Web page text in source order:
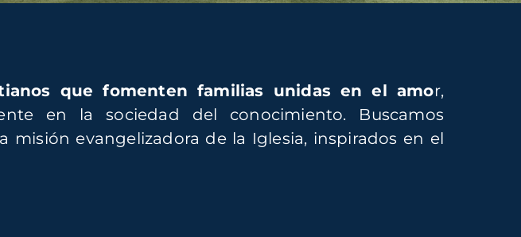
que fomenten familias unidas en el amor,
en la sociedad del conocimiento. Buscamos
evangelizadora de la Iglesia, inspirados en el